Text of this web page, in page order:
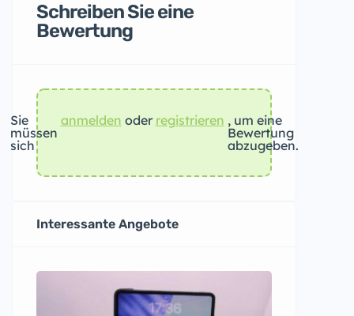
Schreiben Sie eine
Bewertung
Sie
müssen
sich
anmelden oder registrieren , um eine
Bewertung
abzugeben.
Interessante Angebote